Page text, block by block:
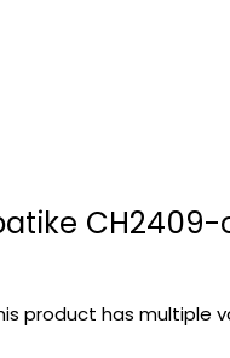
product has multiple